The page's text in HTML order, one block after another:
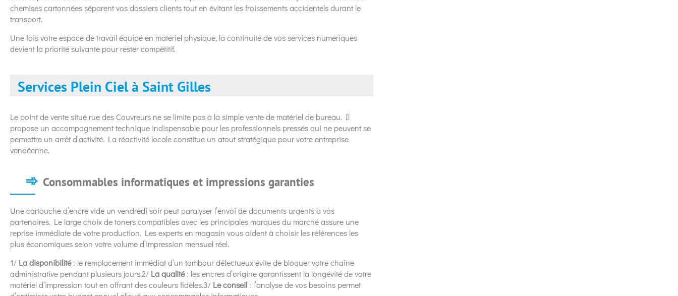
chemises cartonnées séparent vos dossiers clients tout en évitant les froissements accidentels durant le
transport.
Une fois votre espace de travail équipé en matériel physique, la continuité de vos services numériques
devient la priorité suivante pour rester compétitif.
Services Plein Ciel à Saint Gilles
Le point de vente situé rue des Couvreurs ne se limite pas à la simple vente de matériel de bureau. Il
propose un accompagnement technique indispensable pour les professionnels pressés qui ne peuvent se
permettre un arrêt d’activité. La réactivité locale constitue un atout stratégique pour votre entreprise
vendéenne.
Consommables informatiques et impressions garanties
Une cartouche d’encre vide un vendredi soir peut paralyser l’envoi de documents urgents à vos
partenaires. Le large choix de toners compatibles avec les principales marques du marché assure une
reprise immédiate de votre production. Les experts en magasin vous aident à choisir les références les
plus économiques selon votre volume d’impression mensuel réel.
1/ La disponibilité: le remplacement immédiat d’un tambour défectueux évite de bloquer votre chaîne
administrative pendant plusieurs jours.2/ La qualité: les encres d’origine garantissent la longévité de votre
matériel d’impression tout en offrant des couleurs fidèles.3/ Le conseil : l’analyse de vos besoins permet